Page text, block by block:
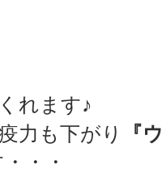
れます♪
力も下がり
『ウ
・・